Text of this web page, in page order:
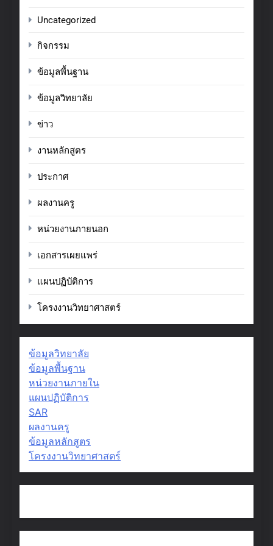
Uncategorized
กิจกรรม
ข้อมูลพื้นฐาน
ข้อมูลวิทยาลัย
ข่าว
งานหลักสูตร
ประกาศ
ผลงานครู
หน่วยงานภายนอก
เอกสารเผยแพร่
แผนปฏิบัติการ
โครงงานวิทยาศาสตร์
ข้อมูลวิทยาลัย
ข้อมูลพื้นฐาน
หน่วยงานภายใน
แผนปฏิบัติการ
SAR
ผลงานครู
ข้อมูลหลักสูตร
โครงงานวิทยาศาสตร์